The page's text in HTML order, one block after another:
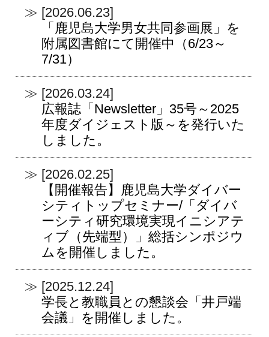
[2026.06.23]
「鹿児島大学男女共同参画展」を
附属図書館にて開催中（6/23～
7/31）
[2026.03.24]
広報誌「Newsletter」35号～2025
年度ダイジェスト版～を発行いた
しました。
[2026.02.25]
【開催報告】鹿児島大学ダイバー
シティトップセミナー/「ダイバ
ーシティ研究環境実現イニシアテ
ィブ（先端型）」総括シンポジウ
ムを開催しました。
[2025.12.24]
学長と教職員との懇談会「井戸端
会議」を開催しました。